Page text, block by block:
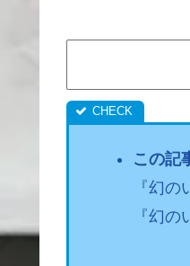
この記
『幻の
『幻